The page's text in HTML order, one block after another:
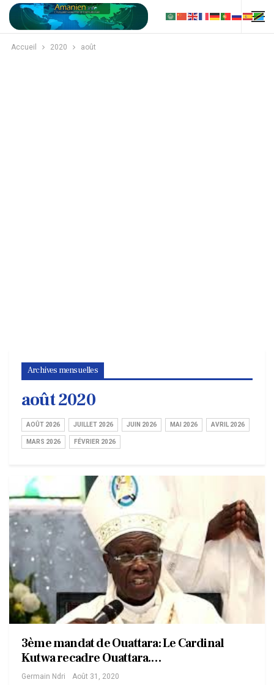
Accueil 2020 août
Archives mensuelles
août 2020
AOÛT 2026 JUILLET 2026 JUIN 2026 MAI 2026 AVRIL 2026
MARS 2026 FÉVRIER 2026
3ème mandat de Ouattara: Le Cardinal
Kutwa recadre Ouattara.…
Germain Ndri Août 31, 2020